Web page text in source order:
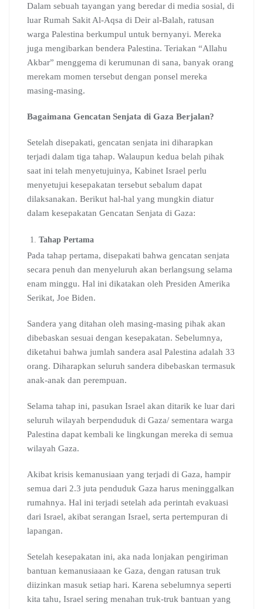
Dalam sebuah tayangan yang beredar di media sosial, di
luar Rumah Sakit Al-Aqsa di Deir al-Balah, ratusan
warga Palestina berkumpul untuk bernyanyi. Mereka
juga mengibarkan bendera Palestina. Teriakan “Allahu
Akbar” menggema di kerumunan di sana, banyak orang
merekam momen tersebut dengan ponsel mereka
masing-masing.
Bagaimana Gencatan Senjata di Gaza Berjalan?
Setelah disepakati, gencatan senjata ini diharapkan
terjadi dalam tiga tahap. Walaupun kedua belah pihak
saat ini telah menyetujuinya, Kabinet Israel perlu
menyetujui kesepakatan tersebut sebalum dapat
dilaksanakan. Berikut hal-hal yang mungkin diatur
dalam kesepakatan Gencatan Senjata di Gaza:
Tahap Pertama
Pada tahap pertama, disepakati bahwa gencatan senjata
secara penuh dan menyeluruh akan berlangsung selama
enam minggu. Hal ini dikatakan oleh Presiden Amerika
Serikat, Joe Biden.
Sandera yang ditahan oleh masing-masing pihak akan
dibebaskan sesuai dengan kesepakatan. Sebelumnya,
diketahui bahwa jumlah sandera asal Palestina adalah 33
orang. Diharapkan seluruh sandera dibebaskan termasuk
anak-anak dan perempuan.
Selama tahap ini, pasukan Israel akan ditarik ke luar dari
seluruh wilayah berpenduduk di Gaza/ sementara warga
Palestina dapat kembali ke lingkungan mereka di semua
wilayah Gaza.
Akibat krisis kemanusiaan yang terjadi di Gaza, hampir
semua dari 2.3 juta penduduk Gaza harus meninggalkan
rumahnya. Hal ini terjadi setelah ada perintah evakuasi
dari Israel, akibat serangan Israel, serta pertempuran di
lapangan.
Setelah kesepakatan ini, aka nada lonjakan pengiriman
bantuan kemanusiaaan ke Gaza, dengan ratusan truk
diizinkan masuk setiap hari. Karena sebelumnya seperti
kita tahu, Israel sering menahan truk-truk bantuan yang